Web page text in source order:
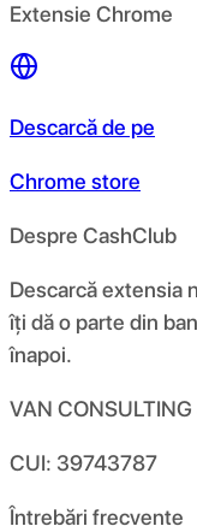
Extensie Chrome
Descarcă de pe
Chrome store
Despre CashClub
Descarcă extensia
îți dă o parte din
înapoi.
VAN CONSULTING
CUI: 39743787
Întrebări frecvente